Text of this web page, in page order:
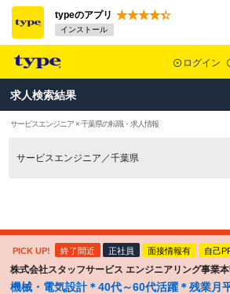
typeのアプリ
インストール
ログイン
求人検索結果
サービスエンジニア × 千葉県の転職・求人情報
サービスエンジニア／千葉県
PICK UP! 終了間近 正社員 面接情報有 自己
株式会社スタッフサービス エンジニアリング事業
機械・電気設計＊40代～60代活躍＊残業月